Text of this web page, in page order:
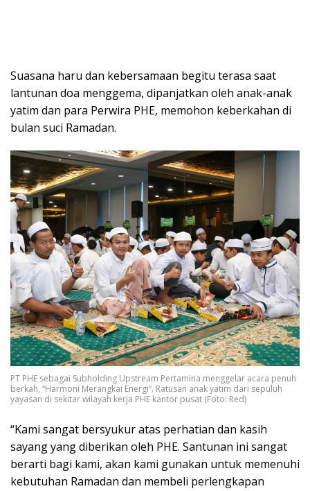
Suasana haru dan kebersamaan begitu terasa saat
lantunan doa menggema, dipanjatkan oleh anak-anak
yatim dan para Perwira PHE, memohon keberkahan di
bulan suci Ramadan.
PT PHE sebagai Subholding Upstream Pertamina menggelar acara penuh
berkah, “Harmoni Merangkai Energi”. Ratusan anak yatim dari sepuluh
yayasan di sekitar wilayah kerja PHE kantor pusat (Foto: Red)
“Kami sangat bersyukur atas perhatian dan kasih
sayang yang diberikan oleh PHE. Santunan ini sangat
berarti bagi kami, akan kami gunakan untuk memenuhi
kebutuhan Ramadan dan membeli perlengkapan